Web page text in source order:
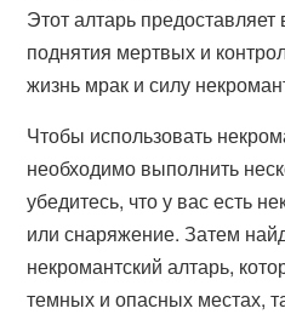
Этот алтарь
поднятия мертвых и
жизнь мрак и силу
Чтобы использовать
необходимо выполнить
убедитесь, что у вас есть
или снаряжение. Затем
некромантский алтарь,
темных и опасных местах,